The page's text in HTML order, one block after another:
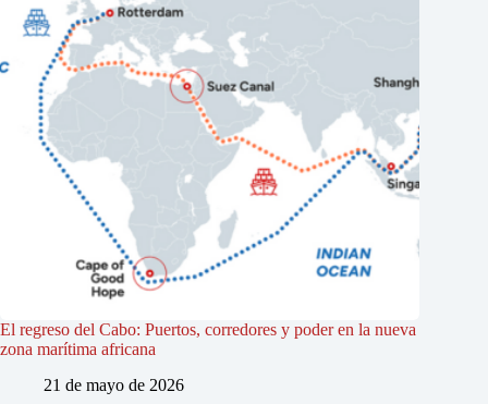
El regreso del Cabo: Puertos, corredores y poder en la nueva
zona marítima africana
21 de mayo de 2026